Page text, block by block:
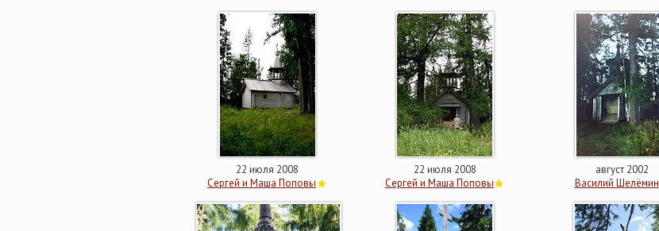
22 июля 2008
Сергей и Маша Поповы
22 июля 2008
Сергей и Маша Поповы
август 2002
Василий Шелёмин